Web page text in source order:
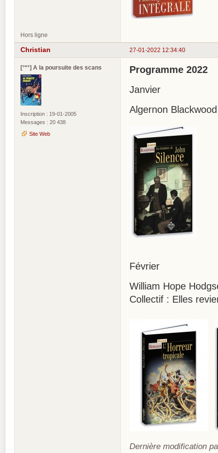
Hors ligne
27-01-2022 12:34:40
Christian
[°*°] A la poursuite des scans
Inscription : 19-01-2005
Messages : 20 438
Site Web
Programme 2022
Janvier
Algernon
Février
William Hope
Collectif : Elles
Dernière modification